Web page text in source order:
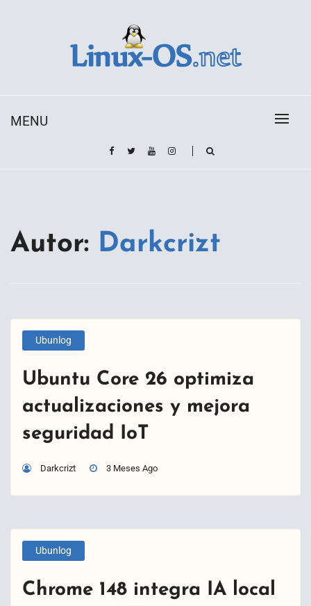
MENU
Autor: Darkcrizt
Ubunlog
Ubuntu Core 26 optimiza
actualizaciones y mejora
seguridad IoT
Darkcrizt 3 Meses Ago
Ubunlog
Chrome 148 integra IA local